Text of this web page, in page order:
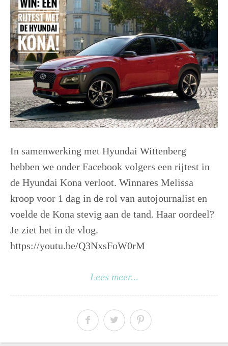
In samenwerking met Hyundai Wittenberg
hebben we onder Facebook volgers een rijtest in
de Hyundai Kona verloot. Winnares Melissa
kroop voor 1 dag in de rol van autojournalist en
voelde de Kona stevig aan de tand. Haar oordeel?
Je ziet het in de vlog.
https://youtu.be/Q3NxsFoW0rM
Lees meer...